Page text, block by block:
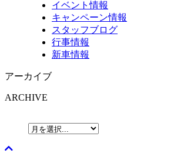
イベント情報
キャンペーン情報
スタッフブログ
行事情報
新車情報
アーカイブ
ARCHIVE